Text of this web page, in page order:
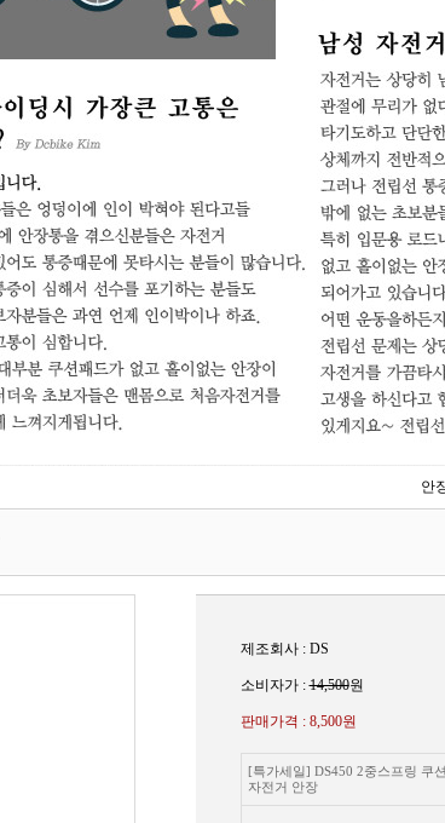
안
제조회사 : DS
소비자가 :14,500원
판매가격 : 8,500원
[특가세일] DS450 2중스프링 쿠
자전거 안장